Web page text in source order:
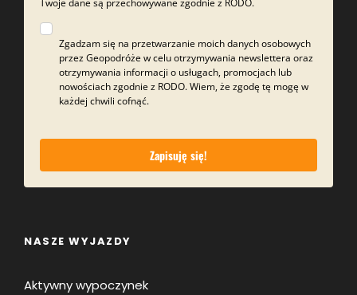
Twoje dane są przechowywane zgodnie z RODO.
Zgadzam się na przetwarzanie moich danych osobowych
przez Geopodróże w celu otrzymywania newslettera oraz
otrzymywania informacji o usługach, promocjach lub
nowościach zgodnie z RODO. Wiem, że zgodę tę mogę w
każdej chwili cofnąć.
Zapisuję się!
NASZE WYJAZDY
Aktywny wypoczynek